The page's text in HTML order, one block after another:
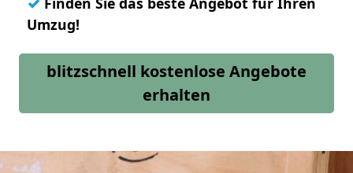
Umzug!
blitzschnell kostenlose Angebote
erhalten